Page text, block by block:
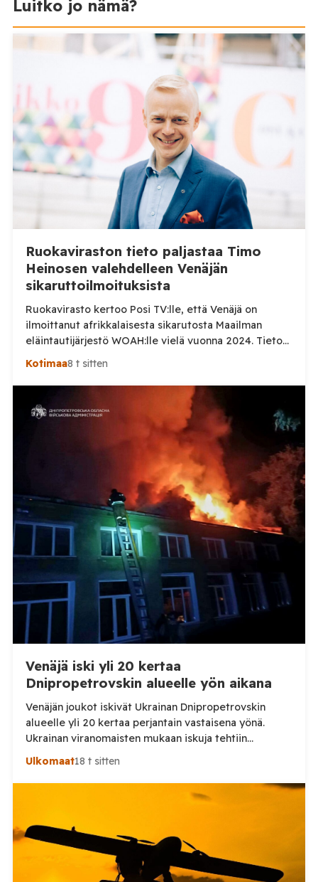
Luitko jo nämä?
Ruokaviraston tieto paljastaa Timo
Heinosen valehdelleen Venäjän
sikaruttoilmoituksista
Ruokavirasto kertoo Posi TV:lle, että Venäjä on
ilmoittanut afrikkalaisesta sikarutosta Maailman
eläintautijärjestö WOAH:lle vielä vuonna 2024. Tieto
haastaa kokoomuksen kansanedustaja Timo Heinosen
sikaruttoilmoituksista. Suomi on puolestaan
ilmoittanut tuoreesta Virolahden tapauksesta sekä
WOAH:n kautta että suoraan Venäjän
eläinlääkintäviranomaisille. Ruokavirasto kertoi Posi
TV:lle tarkempia tietoja Suomen ensimmäisestä
afrikkalaisen sikaruton tapauksesta sekä
eläintautitietojen vaihdosta […]
Kotimaa8 t sitten
Venäjä iski yli 20 kertaa
Dnipropetrovskin alueelle yön aikana
Venäjän joukot iskivät Ukrainan Dnipropetrovskin
alueelle yli 20 kertaa perjantain vastaisena yönä.
Ukrainan viranomaisten mukaan iskuja tehtiin
drooneilla ja tykistöllä viidelle eri alueelle.
alueellisen sotilashallinnon johtaja Oleksandr Hanzha
kertoi perjantaiaamuna 7. elokuuta julkaisemassaan
hyökkäsivät yön aikana yli 20 kertaa viidelle alueelle.
Nikopolin alueella iskuja kohdistui Nikopolin
kaupunkiin sekä […]
Ulkomaat18 t sitten